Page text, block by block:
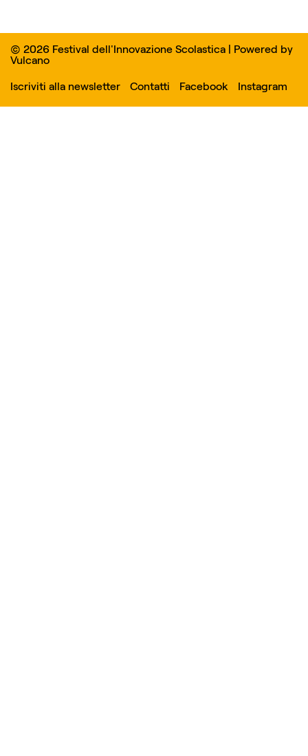
© 2026 Festival dell'Innovazione Scolastica | Powered by
Vulcano
Iscriviti alla newsletter
Contatti Facebook Instagram